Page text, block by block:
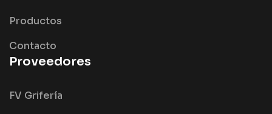
Productos
Contacto
Proveedores
FV Grifería